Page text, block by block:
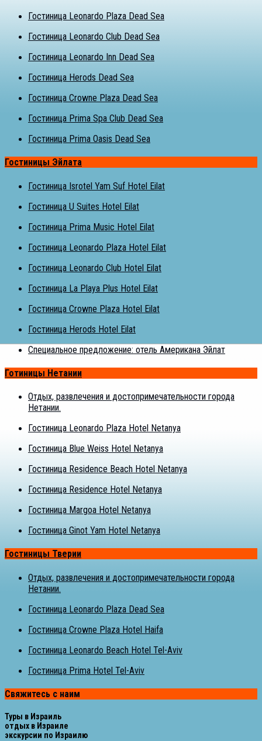
Гостиница Leonardo Plaza Dead Sea
Гостиница Leonardo Club Dead Sea
Гостиница Leonardo Inn Dead Sea
Гостиница Herods Dead Sea
Гостиница Crowne Plaza Dead Sea
Гостиница Prima Spa Club Dead Sea
Гостиница Prima Oasis Dead Sea
Гостиницы Эйлата
Гостиница Isrotel Yam Suf Hotel Eilat
Гостиница U Suites Hotel Eilat
Гостиница Prima Music Hotel Eilat
Гостиница Leonardo Plaza Hotel Eilat
Гостиница Leonardo Club Hotel Eilat
Гостиница La Playa Plus Hotel Eilat
Гостиница Crowne Plaza Hotel Eilat
Гостиница Herods Hotel Eilat
Специальное предложение: отель Американа Эйлат
Готиницы Нетании
Отдых, развлечения и достопримечательности города
Нетании.
Гостиница Leonardo Plaza Hotel Netanya
Гостиница Blue Weiss Hotel Netanya
Гостиница Residence Beach Hotel Netanya
Гостиница Residence Hotel Netanya
Гостиница Margoa Hotel Netanya
Гостиница Ginot Yam Hotel Netanya
Гостиницы Тверии
Отдых, развлечения и достопримечательности города
Нетании.
Гостиница Leonardo Plaza Dead Sea
Гостиница Crowne Plaza Hotel Haifa
Гостиница Leonardo Beach Hotel Tel-Aviv
Гостиница Prima Hotel Tel-Aviv
Свяжитесь с наим
Туры в Израиль
отдых в Израиле
экскурсии по Израилю